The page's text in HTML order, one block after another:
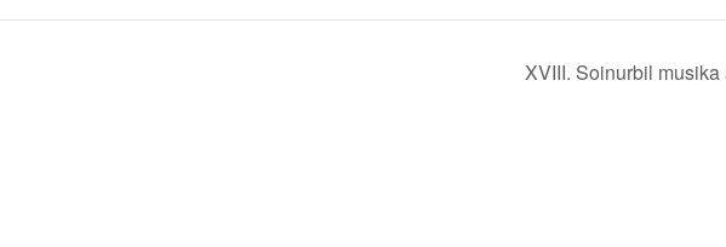
XVIII. Soinurbil musika